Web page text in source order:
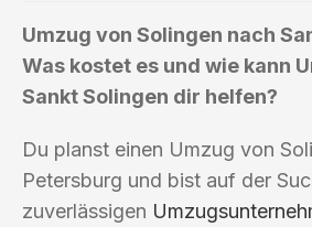
Umzug von Solingen nach
Was kostet es und wie kann
Sankt Solingen dir helfen?
Du planst einen Umzug von
Petersburg und bist auf der
zuverlässigen